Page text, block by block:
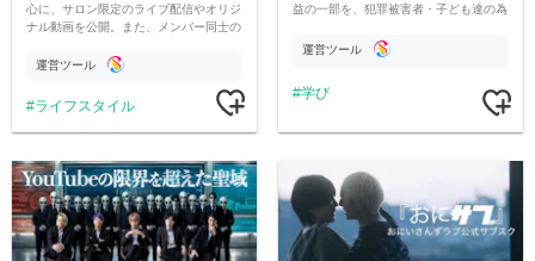
心に、サロン限定のライブ配信やオリジ
ナル動画を公開。また、メンバー同士の
ただいています。
運営ツール
ライフスタイル
益の一部を、犯罪被害者・子ども達の為
す運営ツール
学び